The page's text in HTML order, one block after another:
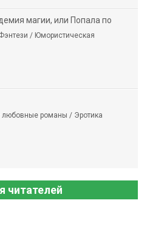
магии, или Попала по
/ Юмористическая
романы / Эротика
читателей